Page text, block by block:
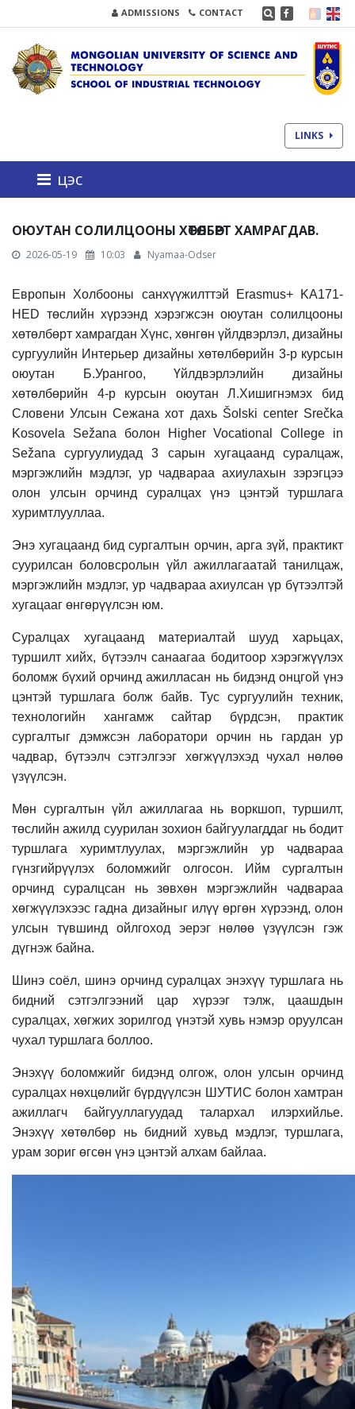
ADMISSIONS CONTACT
LINKS
цэс
ОЮУТАН СОЛИЛЦООНЫ ХӨТӨЛБӨРТ ХАМРАГДАВ.
2026-05-19 10:03 Nyamaa-Odser
Европын Холбооны санхүүжилттэй Erasmus+ KA171-
HED төслийн хүрээнд хэрэгжсэн оюутан солилцооны
хөтөлбөрт хамрагдан Хүнс, хөнгөн үйлдвэрлэл, дизайны
сургуулийн Интерьер дизайны хөтөлбөрийн 3-р курсын
оюутан Б.Урангоо, Үйлдвэрлэлийн дизайны
хөтөлбөрийн 4-р курсын оюутан Л.Хишигнэмэх бид
Словени Улсын Сежана хот дахь Šolski center Srečka
Kosovela Sežana болон Higher Vocational College in
Sežana сургуулиудад 3 сарын хугацаанд суралцаж,
мэргэжлийн мэдлэг, ур чадвараа ахиулахын зэрэгцээ
олон улсын орчинд суралцах үнэ цэнтэй туршлага
хуримтлууллаа.
Энэ хугацаанд бид сургалтын орчин, арга зүй, практикт
суурилсан боловсролын үйл ажиллагаатай танилцаж,
мэргэжлийн мэдлэг, ур чадвараа ахиулсан үр бүтээлтэй
хугацааг өнгөрүүлсэн юм.
Суралцах хугацаанд материалтай шууд харьцах,
туршилт хийх, бүтээлч санаагаа бодитоор хэрэгжүүлэх
боломж бүхий орчинд ажилласан нь бидэнд онцгой үнэ
цэнтэй туршлага болж байв. Тус сургуулийн техник,
технологийн хангамж сайтар бүрдсэн, практик
сургалтыг дэмжсэн лаборатори орчин нь гардан ур
чадвар, бүтээлч сэтгэлгээг хөгжүүлэхэд чухал нөлөө
үзүүлсэн.
Мөн сургалтын үйл ажиллагаа нь воркшоп, туршилт,
төслийн ажилд суурилан зохион байгуулагддаг нь бодит
туршлага хуримтлуулах, мэргэжлийн ур чадвараа
гүнзгийрүүлэх боломжийг олгосон. Ийм сургалтын
орчинд суралцсан нь зөвхөн мэргэжлийн чадвараа
хөгжүүлэхээс гадна дизайныг илүү өргөн хүрээнд, олон
улсын түвшинд ойлгоход эерэг нөлөө үзүүлсэн гэж
дүгнэж байна.
Шинэ соёл, шинэ орчинд суралцах энэхүү туршлага нь
бидний сэтгэлгээний цар хүрээг тэлж, цаашдын
суралцах, хөгжих зорилгод үнэтэй хувь нэмэр оруулсан
чухал туршлага боллоо.
Энэхүү боломжийг бидэнд олгож, олон улсын орчинд
суралцах нөхцөлийг бүрдүүлсэн ШУТИС болон хамтран
ажиллагч байгууллагуудад талархал илэрхийлье.
Энэхүү хөтөлбөр нь бидний хувьд мэдлэг, туршлага,
урам зориг өгсөн үнэ цэнтэй алхам байлаа.